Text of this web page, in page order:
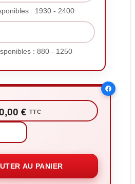
: 1930 - 2400
: 880 - 1250
€ TTC
AU PANIER